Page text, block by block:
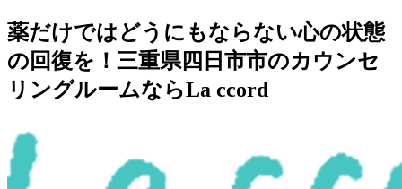
薬だけではどうにもならない心の状態
の回復を！三重県四日市市のカウンセ
リングルームならLa ccord